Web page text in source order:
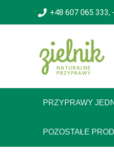
+48 607 065 333,
PRZYPRAWY
POZOSTAŁE